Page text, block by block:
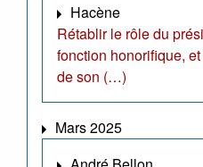
Hacène
Rétablir le rôle du
fonction honorifique,
de son (…)
Mars 2025